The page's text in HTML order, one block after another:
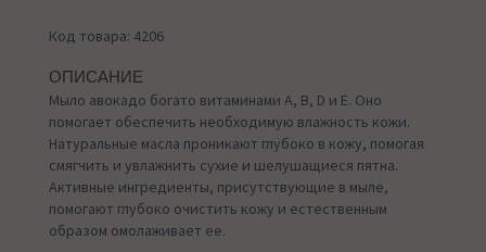
Код товара: 4206
ОПИСАНИЕ
Мыло авокадо богато витаминами A, B, D и E. Оно
помогает обеспечить необходимую влажность кожи.
Натуральные масла проникают глубоко в кожу, помогая
смягчить и увлажнить сухие и шелушащиеся пятна.
Активные ингредиенты, присутствующие в мыле,
помогают глубоко очистить кожу и естественным
образом омолаживает ее.